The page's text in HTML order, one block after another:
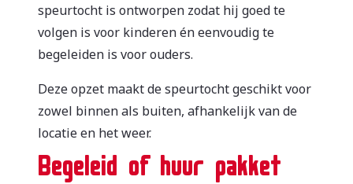
speurtocht is ontworpen zodat hij goed te
volgen is voor kinderen én eenvoudig te
begeleiden is voor ouders.
Deze opzet maakt de speurtocht geschikt voor
zowel binnen als buiten, afhankelijk van de
locatie en het weer.
Begeleid of huur pakket